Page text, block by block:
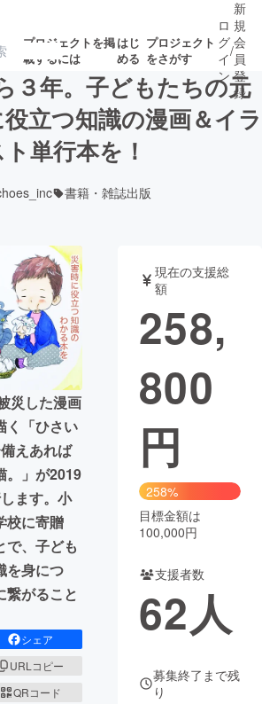
プロジェクトを掲
載するには
はじ
める
プロジェクト
をさがす
目の新着プロ募集終了が近いプ
ロジェクト
ー・ガジェット
画 書籍・雑誌
起業 チャレンジ
・地域活性化
Social Good
CAMPFIRE Creation
るさと納税
コミュニティ
ロ
グ
イ
ン
/
新
規
会
員
登
録
３年。子どもたちの元
立つ知識の漫画＆イラ
単行本を！
書籍・雑誌出版
災した漫画
く「ひさい
えあれば
。」が2019
ます。小
校に寄贈
で、子ども
を身につ
繋がること
シェア
URLコピー
QRコード
現在の支援総
額
258,
800
円
258%
目標金額は
100,000円
支援者数
62人
募集終了まで残
り